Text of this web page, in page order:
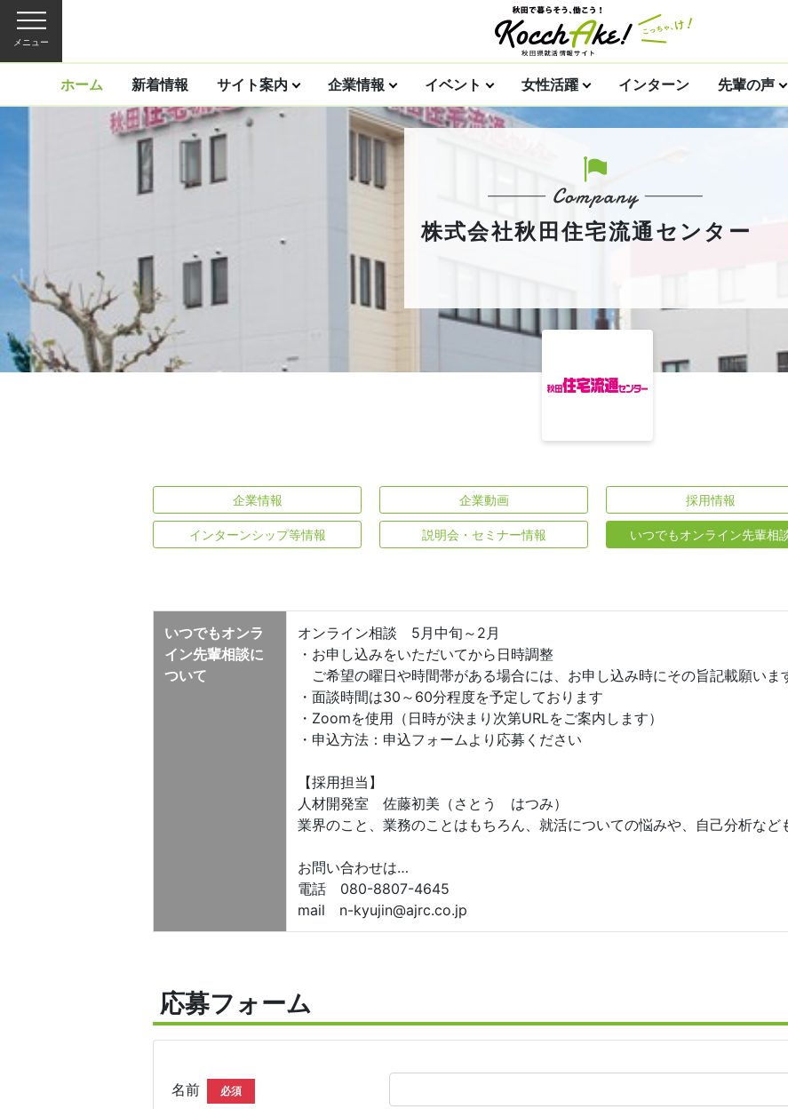
メニュー
ホーム 新着情報 サイト案内 企業情報 イベント 女性活躍 インターン 先輩の声
株式会社秋田住宅流通センター
企業情報 企業動画 採用情報
インターンシップ等情報 説明会・セミナー情報 いつでもオンライン先輩相
いつでもオンラ
イン先輩相談に
ついて
オンライン相談 5月中旬～2月
・お申し込みをいただいてから日時調整
ご希望の曜日や時間帯がある場合には、お申し込み時にその旨記載願いま
・面談時間は30～60分程度を予定しております
・Zoomを使用（日時が決まり次第URLをご案内します）
・申込方法：申込フォームより応募ください
【採用担当】
人材開発室 佐藤初美（さとう はつみ）
業界のこと、業務のことはもちろん、就活についての悩みや、自己分析など
お問い合わせは…
電話 080-8807-4645
mail n-kyujin@ajrc.co.jp
応募フォーム
名前 必須